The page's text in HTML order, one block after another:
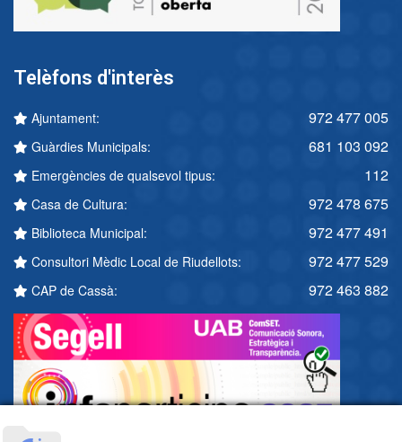
Telèfons d'interès
Ajuntament: 972 477 005
Guàrdies Municipals: 681 103 092
Emergències de qualsevol tipus: 112
Casa de Cultura: 972 478 675
Biblioteca Municipal: 972 477 491
Consultori Mèdic Local de Riudellots: 972 477 529
CAP de Cassà: 972 463 882